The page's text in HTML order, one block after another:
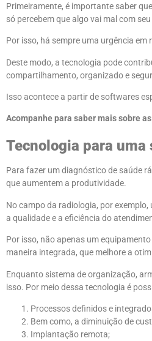
Primeiramente, é importante saber
só percebem que algo vai mal com
Por isso, há sempre uma urgência
Deste modo, a tecnologia pode
compartilhamento, organizado e
Isso acontece a partir de softwares
Acompanhe para saber mais sobre
Tecnologia para uma
Para fazer um diagnóstico de saúde
que aumentem a produtividade.
No campo da radiologia, por
a qualidade e a eficiência do
Por isso, não apenas um
maneira integrada, que melhore a
Enquanto sistema de organização,
isso. Por meio dessa tecnologia é
Processos definidos e
Bem como, a diminuição de
Implantação remota;